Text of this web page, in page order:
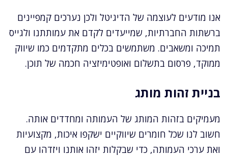
אנו מודעים לעוצמה של הדיגיטל ולכן נערכים קמפיינים
ברשתות החברתיות, שמייעדים לקדם את עמותתנו ולגייס
תמיכה ומשאבים. משתמשים בכלים מתקדמים כמו שיווק
ממוקד, פרסום בתשלום ואופטימיזציה חכמה של תוכן.
בניית זהות מותג
מעמיקים בזהות המותג של העמותה ומחדדים אותה.
חשוב לנו שכל חומרים שיווקיים ישקפו איכות, מקצועיות
ואת ערכי העמותה, כדי שבקלות יזהו אותנו ויזדהו עם